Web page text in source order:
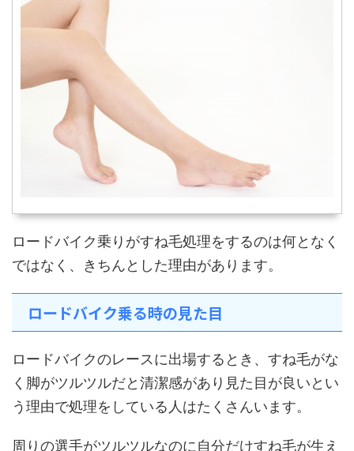
ロードバイク乗りがすね毛処理をするのは何となく
ではなく、きちんとした理由があります。
ロードバイク乗る時の見た目
ロードバイクのレースに出場するとき、すね毛がな
く脚がツルツルだと清潔感があり見た目が良いとい
う理由で処理をしている人はたくさんいます。
周りの選手がツルツルなのに自分だけすね毛が生え